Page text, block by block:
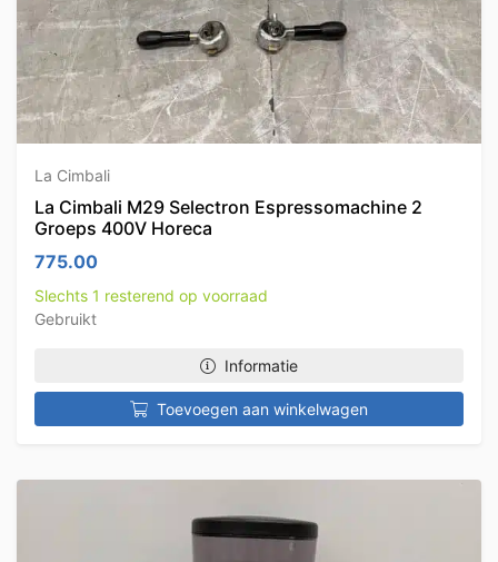
La Cimbali
La Cimbali M29 Selectron Espressomachine 2
Groeps 400V Horeca
775.00
Slechts 1 resterend op voorraad
Gebruikt
Informatie
Toevoegen aan winkelwagen